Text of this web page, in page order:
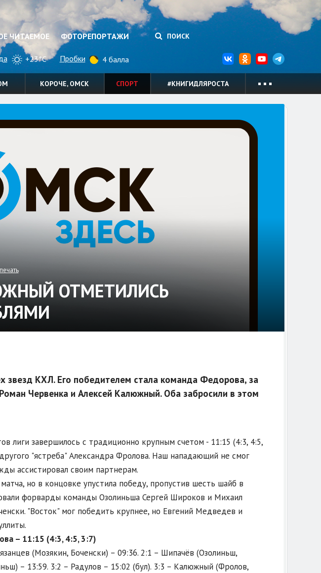
ЧИТАЕМОЕ ФОТОРЕПОРТАЖИ ПОИСК
+23°C Пробки 4 балла
КОРОЧЕ, ОМСК СПОРТ #КНИГИДЛЯРОСТА
печать
ОТМЕТИЛИСЬ
звезд КХЛ. Его победителем стала команда Федорова, за
Червенка и Алексей Калюжный. Оба забросили в этом
лиги завершилось с традиционно крупным счетом - 11:15 (4:3, 4:5,
"ястреба" Александра Фролова. Наш нападающий не смог
ассистировал своим партнерам.
но в концовке упустила победу, пропустив шесть шайб в
форварды команды Озолиньша Сергей Широков и Михаил
"Восток" мог победить крупнее, но Евгений Медведев и
– 11:15 (4:3, 4:5, 3:7)
(Мозякин, Боченски) – 09:36. 2:1 – Шипачёв (Озолиньш,
– 13:59. 3:2 – Радулов – 15:02 (бул). 3:3 – Калюжный (Фролов,